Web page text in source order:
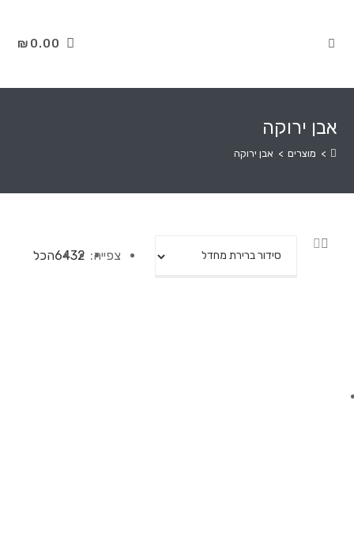
₪ 0.00
אבן ירוקה
> מוצרים > אבן ירוקה
צפייה: 32
64הכל